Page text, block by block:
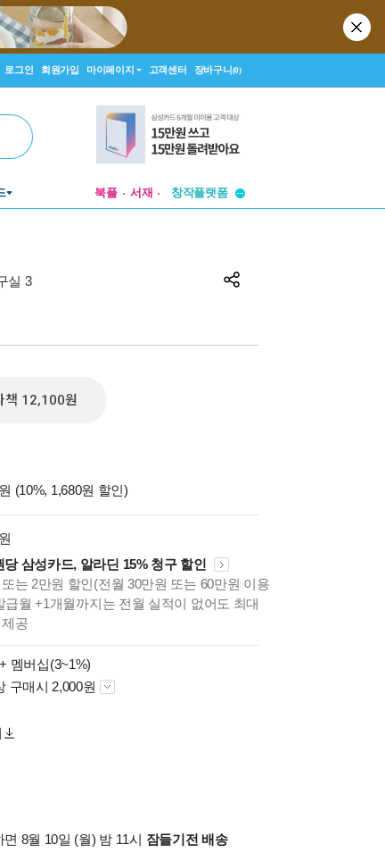
로그인 회원가입 마이페이지 고객센터 장바구니(0)
북플 서재
창작플랫폼
실 3
책 12,100원
(10%, 1,680원 할인)
당 삼성카드, 알라딘 15% 청구 할인
는 2만원 할인(전월 30만원 또는 60만원 이용
급월 +1개월까지는 전월 실적이 없어도 최대
공
멤버십(3~1%)
구매시 2,000원
8월 10일 (월) 밤 11시 잠들기전 배송